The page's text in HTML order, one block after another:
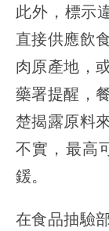
此外，標示
直接供應飲
肉原產地，
藥署提醒，
楚揭露原料
不實，最高
鍰。
在食品抽驗